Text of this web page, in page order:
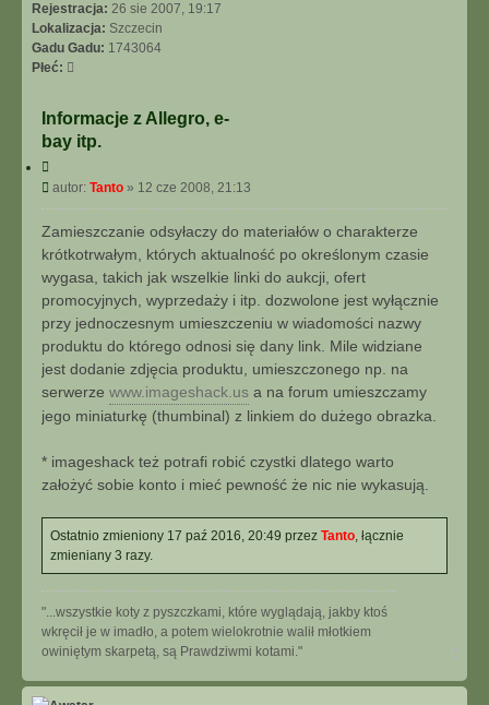
I
E
Z
A
O
E
Rejestracja: 26 sie 2007, 19:17
Lokalizacja: Szczecin
Gadu Gadu: 1743064
Płeć:
Informacje z Allegro, e-
bay itp.
y
j
P
o
s
autor: Tanto » 12 cze 2008, 21:13
Zamieszczanie odsyłaczy do materiałów o charakterze
krótkotrwałym, których aktualność po określonym czasie
wygasa, takich jak wszelkie linki do aukcji, ofert
promocyjnych, wyprzedaży i itp. dozwolone jest wyłącznie
przy jednoczesnym umieszczeniu w wiadomości nazwy
produktu do którego odnosi się dany link. Mile widziane
jest dodanie zdjęcia produktu, umieszczonego np. na
serwerze www.imageshack.us a na forum umieszczamy
jego miniaturkę (thumbinal) z linkiem do dużego obrazka.
* imageshack też potrafi robić czystki dlatego warto
założyć sobie konto i mieć pewność że nic nie wykasują.
Ostatnio zmieniony 17 paź 2016, 20:49 przez Tanto , łącznie
zmieniany 3 razy.
"...wszystkie koty z pyszczkami, które wyglądają, jakby ktoś
wkręcił je w imadło, a potem wielokrotnie walił młotkiem
owiniętym skarpetą, są Prawdziwmi kotami."
g